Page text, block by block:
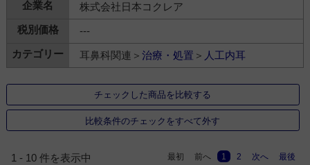
株式会社日本コクレア
---
耳鼻科関連＞ 治療・処置 ＞ 人工内耳
チェックした商品を比較する
比較条件のチェックをすべて外す
1 - 10 件を表示中 最初 前へ 1 2 次へ 最後